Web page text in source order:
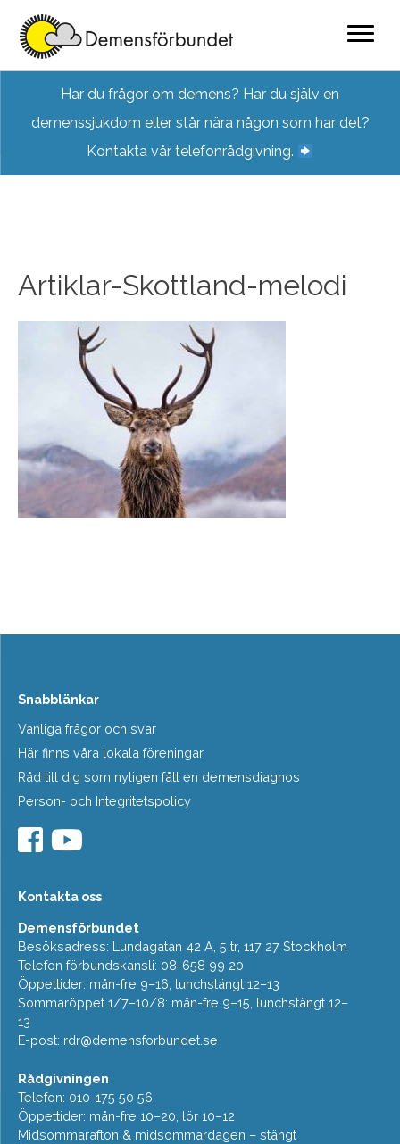
content
Har du frågor om demens? Har du själv en
demenssjukdom eller står nära någon som har det?
Kontakta vår telefonrådgivning.
Artiklar-Skottland-melodi
Snabblänkar
Vanliga frågor och svar
Här finns våra lokala föreningar
Råd till dig som nyligen fått en demensdiagnos
Person- och Integritetspolicy
Kontakta oss
Demensförbundet
Besöksadress: Lundagatan 42 A, 5 tr, 117 27 Stockholm
Telefon förbundskansli: 08-658 99 20
Öppettider: mån-fre 9–16, lunchstängt 12–13
Sommaröppet 1/7–10/8: mån-fre 9–15, lunchstängt 12–
13
E-post: rdr@demensforbundet.se
Rådgivningen
Telefon: 010-175 50 56
Öppettider: mån-fre 10–20, lör 10–12
Midsommarafton & midsommardagen – stängt